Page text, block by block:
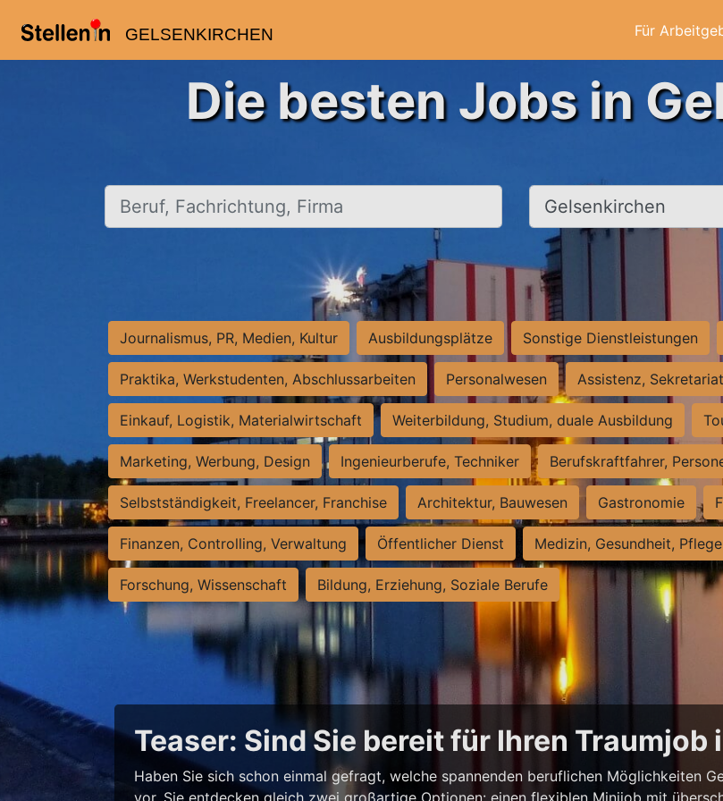
GELSENKIRCHEN Für
Die besten Jobs in
Beruf, Fachrichtung, Firma Ort, Stadt
Journalismus, PR, Medien, Kultur Ausbildungsplätze Sonstige Dienstleistungen
Praktika, Werkstudenten, Abschlussarbeiten Personalwesen Assistenz, Sekretariat
Einkauf, Logistik, Materialwirtschaft Weiterbildung, Studium, duale Ausbildung
Marketing, Werbung, Design Ingenieurberufe, Techniker Berufskraftfahrer,
Selbstständigkeit, Freelancer, Franchise Architektur, Bauwesen Gastronomie
Finanzen, Controlling, Verwaltung Öffentlicher Dienst Medizin, Gesundheit, Pflege
Forschung, Wissenschaft Bildung, Erziehung, Soziale Berufe
Teaser: Sind Sie bereit für Ihren Traumjob
Haben Sie sich schon einmal gefragt, welche spannenden beruflichen Möglichkeiten